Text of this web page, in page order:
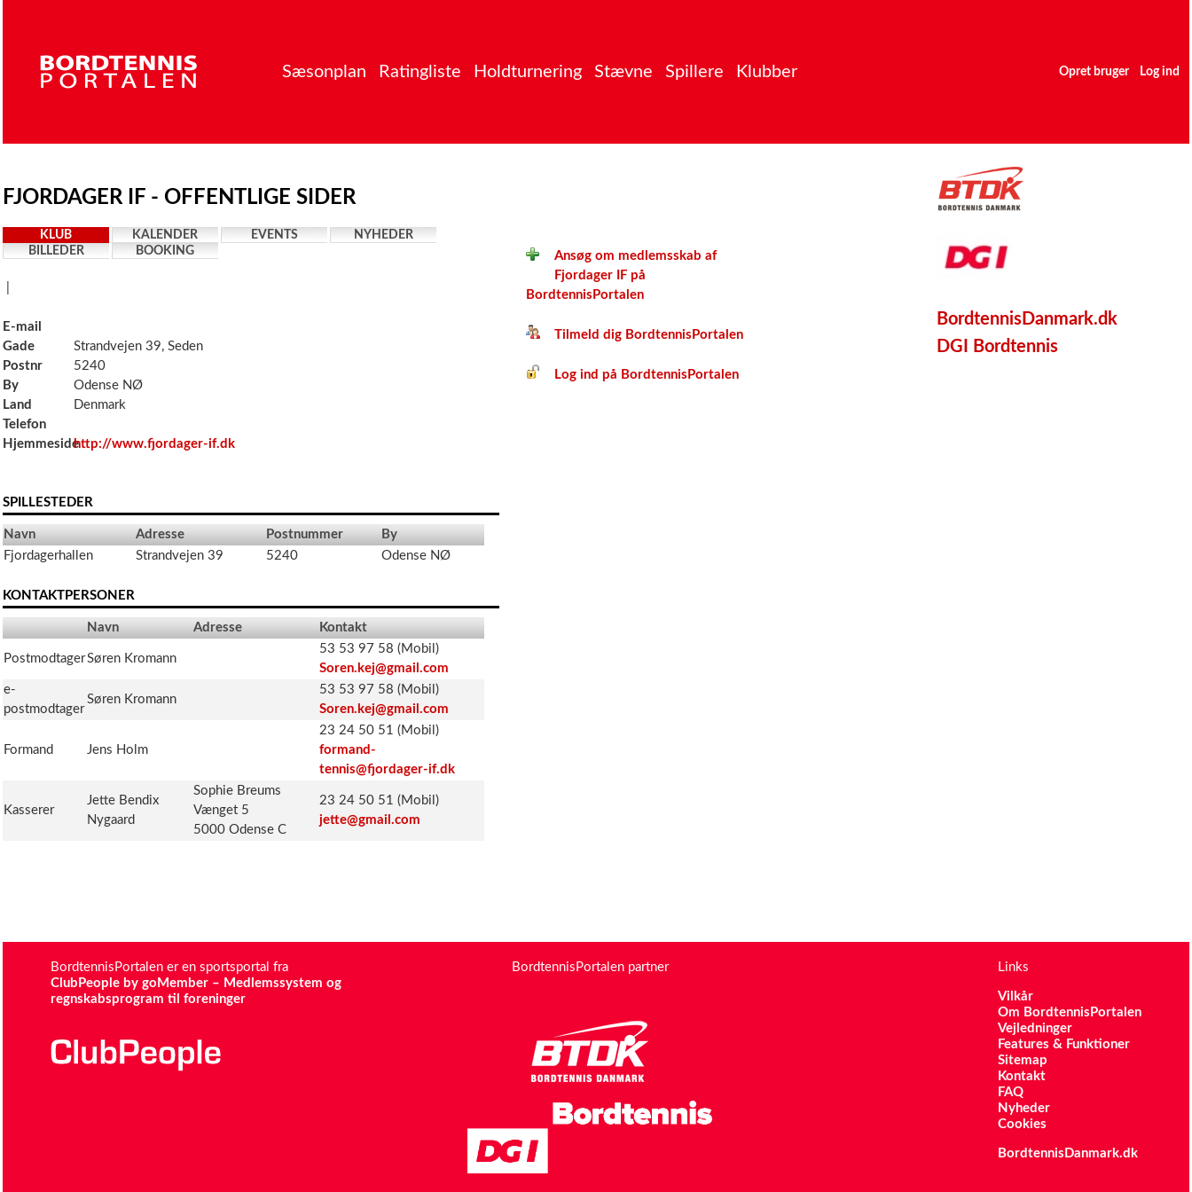
Sæsonplan Ratingliste Holdturnering Stævne Spillere Klubber Opret bruger Log ind
FJORDAGER IF - OFFENTLIGE SIDER
KLUB KALENDER EVENTS
NYHEDER
BILLEDER
BOOKING
E-mail
Gade
Strandvejen 39, Seden
Postnr
5240
By
Odense NØ
Land
Denmark
Telefon
Hjemmesidehttp://www.fjordager-if.dk
SPILLESTEDER
Navn Adresse Postnummer
By
Fjordagerhallen
Strandvejen 39 5240 Odense NØ
KONTAKTPERSONER
Navn Adresse Kontakt
PostmodtagerSøren Kromann
53 53 97 58 (Mobil)
Soren.kej@gmail.com
e-
postmodtager
Søren Kromann
53 53 97 58 (Mobil)
Soren.kej@gmail.com
Formand Jens Holm
23 24 50 51 (Mobil)
formand-
tennis@fjordager-if.dk
Kasserer
Jette Bendix
Nygaard
Sophie Breums
Vænget 5
5000 Odense C
23 24 50 51 (Mobil)
jette@gmail.com
Ansøg om medlemsskab af
Fjordager IF på
BordtennisPortalen
Tilmeld dig BordtennisPortalen
Log ind på BordtennisPortalen
BordtennisDanmark.dk
DGI Bordtennis
BordtennisPortalen er en sportsportal fra
ClubPeople by goMember – Medlemssystem og
regnskabsprogram til foreninger
BordtennisPortalen partner Links
Vilkår
Om BordtennisPortalen
Vejledninger
Features & Funktioner
Sitemap
Kontakt
FAQ
Nyheder
Cookies
BordtennisDanmark.dk